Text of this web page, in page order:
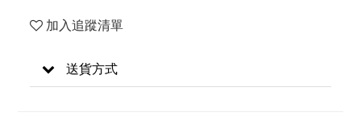
加入追蹤清單
送貨方式